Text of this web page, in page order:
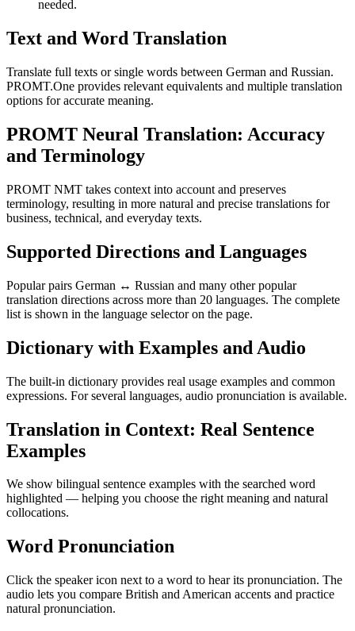
needed.
Text and Word Translation
Translate full texts or single words between German and Russian.
PROMT.One provides relevant equivalents and multiple translation
options for accurate meaning.
PROMT Neural Translation: Accuracy
and Terminology
PROMT NMT takes context into account and preserves
terminology, resulting in more natural and precise translations for
business, technical, and everyday texts.
Supported Directions and Languages
Popular pairs German ↔ Russian and many other popular
translation directions across more than 20 languages. The complete
list is shown in the language selector on the page.
Dictionary with Examples and Audio
The built-in dictionary provides real usage examples and common
expressions. For several languages, audio pronunciation is available.
Translation in Context: Real Sentence
Examples
We show bilingual sentence examples with the searched word
highlighted — helping you choose the right meaning and natural
collocations.
Word Pronunciation
Click the speaker icon next to a word to hear its pronunciation. The
audio lets you compare British and American accents and practice
natural pronunciation.